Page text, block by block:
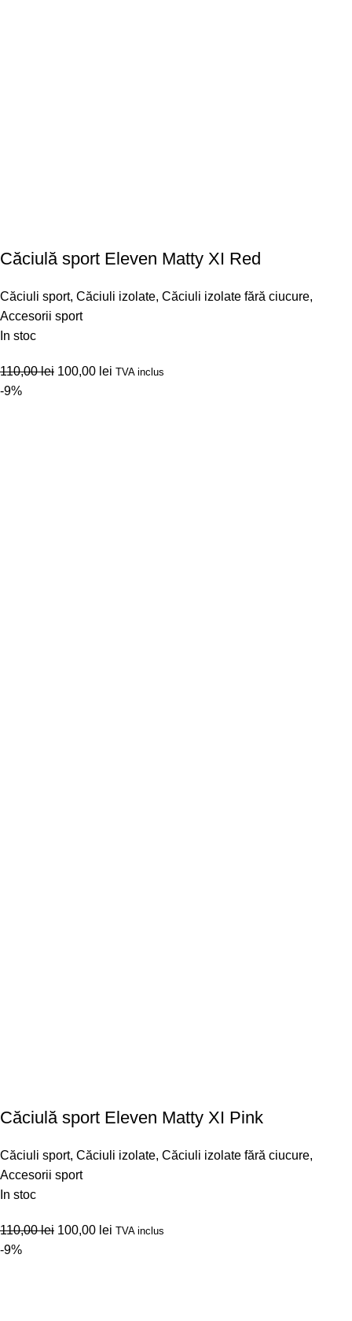
Căciulă sport Eleven Matty XI Red
Căciuli sport, Căciuli izolate, Căciuli izolate fără ciucure,
Accesorii sport
In stoc
110,00lei 100,00 lei TVA inclus
-9%
Căciulă sport Eleven Matty XI Pink
Căciuli sport, Căciuli izolate, Căciuli izolate fără ciucure,
Accesorii sport
In stoc
110,00lei 100,00 lei TVA inclus
-9%